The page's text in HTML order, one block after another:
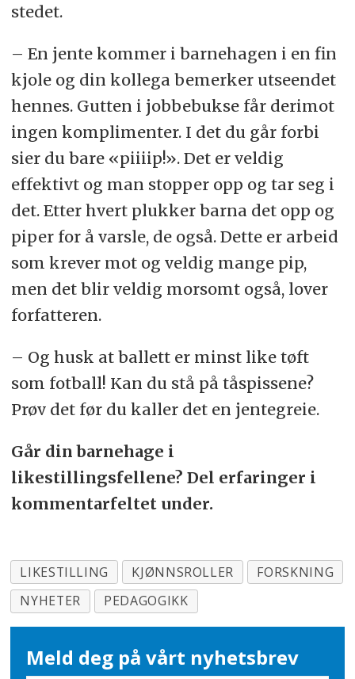
stedet.
– En jente kommer i barnehagen i en fin
kjole og din kollega bemerker utseendet
hennes. Gutten i jobbebukse får derimot
ingen komplimenter. I det du går forbi
sier du bare «piiiip!». Det er veldig
effektivt og man stopper opp og tar seg i
det. Etter hvert plukker barna det opp og
piper for å varsle, de også. Dette er arbeid
som krever mot og veldig mange pip,
men det blir veldig morsomt også, lover
forfatteren.
– Og husk at ballett er minst like tøft
som fotball! Kan du stå på tåspissene?
Prøv det før du kaller det en jentegreie.
Går din barnehage i
likestillingsfellene? Del erfaringer i
kommentarfeltet under.
LIKESTILLING KJØNNSROLLER
FORSKNING
NYHETER
PEDAGOGIKK
Meld deg på vårt nyhetsbrev